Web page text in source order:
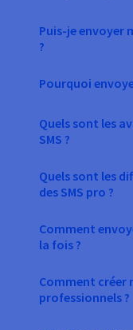
Puis-je envoyer
?
Pourquoi
Quels sont les
SMS ?
Quels sont les
des SMS pro ?
Comment
la fois ?
Comment créer
professionnels ?